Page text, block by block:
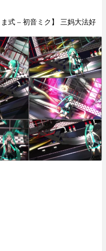
ま式 – 初音ミク】 三妈大法好